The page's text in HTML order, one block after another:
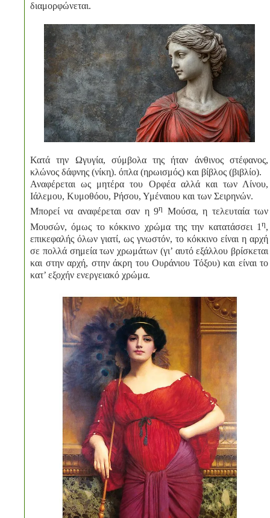
διαμορφώνεται.
Κατά την Ωγυγία, σύμβολα της ήταν άνθινος στέφανος,
κλώνος δάφνης (νίκη). όπλα (ηρωισμός) και βίβλος (βιβλίο).
Αναφέρεται ως μητέρα του Ορφέα αλλά και των Λίνου,
Ιάλεμου, Κυμοθόου, Ρήσου, Υμέναιου και των Σειρηνών.
Μπορεί να αναφέρεται σαν η 9η Μούσα, η τελευταία των
Μουσών, όμως το κόκκινο χρώμα της την κατατάσσει 1 η,
επικεφαλής όλων γιατί, ως γνωστόν, το κόκκινο είναι η αρχή
σε πολλά σημεία των χρωμάτων (γι’ αυτό εξάλλου βρίσκεται
και στην αρχή, στην άκρη του Ουράνιου Τόξου) και είναι το
κατ’ εξοχήν ενεργειακό χρώμα.